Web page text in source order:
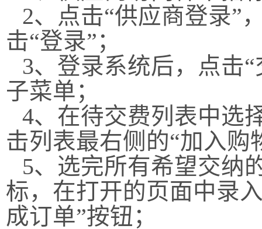
2、点击“供应商登录”
击“登录”；
3、登录系统后，点击
子菜单；
4、在待交费列表中选
击列表最右侧的“加入购
5、选完所有希望交纳
标，在打开的页面中录
成订单”按钮；